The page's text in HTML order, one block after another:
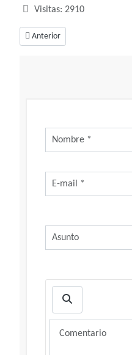
Visitas: 2910
Artículo anterior: Soñar con el
Anterior